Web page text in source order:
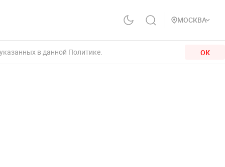
МОСКВА
в данной Политике. ОК